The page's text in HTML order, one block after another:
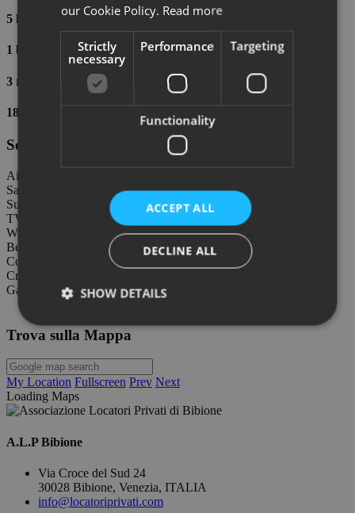
5 letti
1 bathrooms
3 rooms
180 m
Services
Air conditioning
Sat-TV
Suitable for disabled
TV
Washing machine
Beach umbrella, deckchair and sunbed
Covered parking
Crockery and cutlery
Garden for exclusive use
Trova sulla Mappa
My Location Fullscreen Prev Next
Loading Maps
A.L.P Bibione
Via Croce del Sud 24
30028 Bibione, Venezia, ITALIA
info@locatoriprivati.com
our Cookie Policy. Read more
Strictly
necessary
Performance Targeting
Functionality
ACCEPT ALL
DECLINE ALL
SHOW DETAILS